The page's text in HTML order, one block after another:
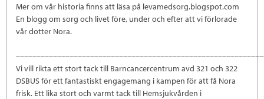
Mer om vår historia finns att läsa på levamedsorg.blogspot.com
En blogg om sorg och livet före, under och efter att vi förlorade
vår dotter Nora.
Vi vill rikta ett stort tack till Barncancercentrum avd 321 och 322
DSBUS för ett fantastiskt engagemang i kampen för att få Nora
frisk. Ett lika stort och varmt tack till Hemsjukvården i